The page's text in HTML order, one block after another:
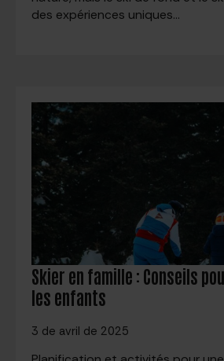
des expériences uniques…
Skier en famille : Conseils
les enfants
3 de avril de 2025